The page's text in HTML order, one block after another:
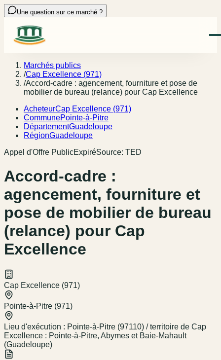
Une question sur ce marché ?
Marchés publics
/Cap Excellence (971)
/Accord-cadre : agencement, fourniture et pose de
mobilier de bureau (relance) pour Cap Excellence
AcheteurCap Excellence (971)
CommunePointe-à-Pitre
DépartementGuadeloupe
RégionGuadeloupe
Appel d'Offre PublicExpiréSource: TED
Accord-cadre :
agencement, fourniture et
pose de mobilier de bureau
(relance) pour Cap
Excellence
Cap Excellence (971)
Pointe-à-Pitre (971)
Lieu d'exécution : Pointe-à-Pitre (97110) / territoire de Cap
Excellence : Pointe-à-Pitre, Abymes et Baie-Mahault
(Guadeloupe)